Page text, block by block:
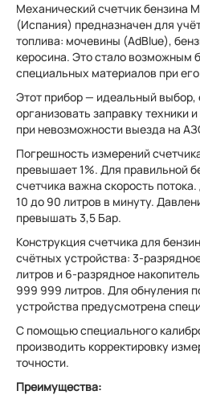
Механический счетчик бензина
(Испания) предназначен для
топлива: мочевины (AdBlue),
керосина. Это стало возможным
специальных материалов при
Этот прибор — идеальный
организовать заправку техники
при невозможности выезда на
Погрешность измерений
превышает 1%. Для правильной
счетчика важна скорость
10 до 90 литров в минуту.
превышать 3,5 Бар.
Конструкция счетчика для
счётных устройства: 3-
литров и 6-разрядное
999 999 литров. Для обнуления
устройства предусмотрена
С помощью специального
производить корректировку
точности.
Преимущества: